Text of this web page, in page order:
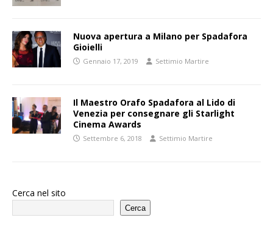
Nuova apertura a Milano per Spadafora
Gioielli
Gennaio 17, 2019 Settimio Martire
Il Maestro Orafo Spadafora al Lido di
Venezia per consegnare gli Starlight
Cinema Awards
Settembre 6, 2018 Settimio Martire
Cerca nel sito
Cerca